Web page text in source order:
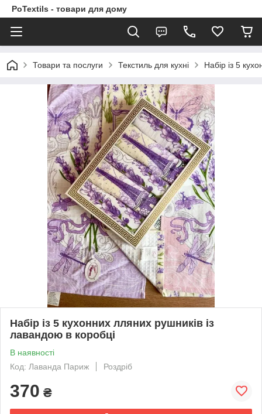
PoTextils - товари для дому
Товари та послуги Текстиль для кухні Набір із 5
Набір із 5 кухонних лляних рушників із
лавандою в коробці
В наявності
Код: Лаванда Париж
Роздріб
370 ₴